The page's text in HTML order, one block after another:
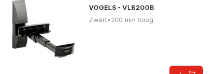
VOGELS - VLB200B
Zwart•200 mm hoog